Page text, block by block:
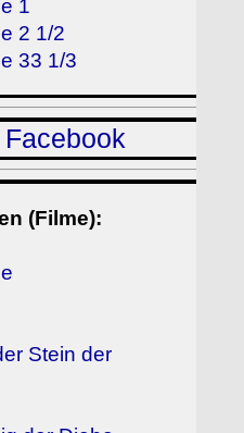
1
2 1/2
33 1/3
(Filme):
Stein der